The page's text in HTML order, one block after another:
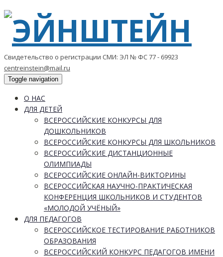
Свидетельство о регистрации СМИ: ЭЛ № ФС 77 - 69923
centreinstein@mail.ru
Toggle navigation
О НАС
ДЛЯ ДЕТЕЙ
ВСЕРОССИЙСКИЕ КОНКУРСЫ ДЛЯ
ДОШКОЛЬНИКОВ
ВСЕРОССИЙСКИЕ КОНКУРСЫ ДЛЯ ШКОЛЬНИКОВ
ВСЕРОССИЙСКИЕ ДИСТАНЦИОННЫЕ
ОЛИМПИАДЫ
ВСЕРОССИЙСКИЕ ОНЛАЙН-ВИКТОРИНЫ
ВСЕРОССИЙСКАЯ НАУЧНО-ПРАКТИЧЕСКАЯ
КОНФЕРЕНЦИЯ ШКОЛЬНИКОВ И СТУДЕНТОВ
«МОЛОДОЙ УЧЁНЫЙ»
ДЛЯ ПЕДАГОГОВ
ВСЕРОССИЙСКОЕ ТЕСТИРОВАНИЕ РАБОТНИКОВ
ОБРАЗОВАНИЯ
ВСЕРОССИЙСКИЙ КОНКУРС ПЕДАГОГОВ ИМЕНИ